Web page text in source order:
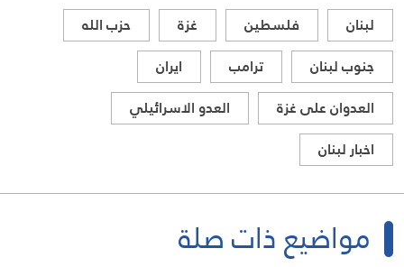
لبنان فلسطين غزة
حزب الله
جنوب لبنان
ترامب
ايران
العدوان على غزة
العدو الاسرائيلي
اخبار لبنان
مواضيع ذات صلة